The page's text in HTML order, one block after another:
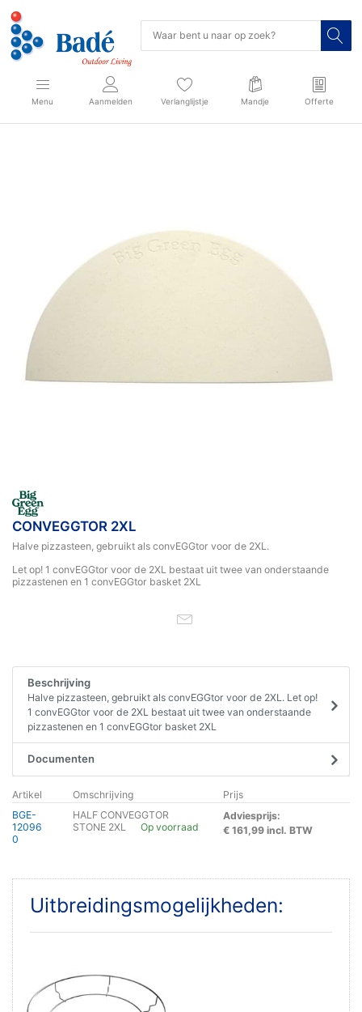
Menu Aanmelden Verlanglijstje Mandje Offerte
CONVEGGTOR 2XL
Halve pizzasteen, gebruikt als convEGGtor voor de 2XL.
Let op! 1 convEGGtor voor de 2XL bestaat uit twee van onderstaande
pizzastenen en 1 convEGGtor basket 2XL
Beschrijving
Halve pizzasteen, gebruikt als convEGGtor voor de 2XL. Let op!
1 convEGGtor voor de 2XL bestaat uit twee van onderstaande
pizzastenen en 1 convEGGtor basket 2XL
Documenten
Artikel Omschrijving
Prijs
BGE-
12096
0
HALF CONVEGGTOR
STONE 2XL
Op voorraad
Adviesprijs:
€ 161,99 incl. BTW
Uitbreidingsmogelijkheden: